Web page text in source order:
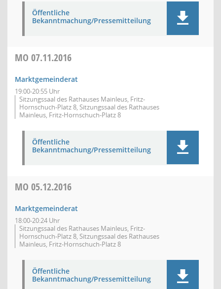
Öffentliche
Bekanntmachung/Pressemitteilung
MO 07.11.2016
Marktgemeinderat
19:00-20:55 Uhr
Sitzungssaal des Rathauses Mainleus, Fritz-
Hornschuch-Platz 8, Sitzungssaal des Rathauses
Mainleus, Fritz-Hornschuch-Platz 8
Öffentliche
Bekanntmachung/Pressemitteilung
MO 05.12.2016
Marktgemeinderat
18:00-20:24 Uhr
Sitzungssaal des Rathauses Mainleus, Fritz-
Hornschuch-Platz 8, Sitzungssaal des Rathauses
Mainleus, Fritz-Hornschuch-Platz 8
Öffentliche
Bekanntmachung/Pressemitteilung